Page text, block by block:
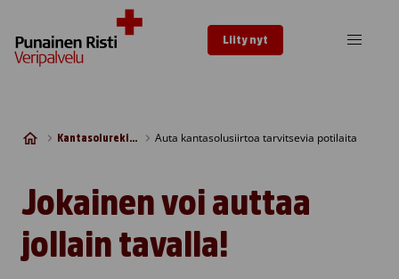
Liity nyt
Kantasolurekisteri Auta kantasolusiirtoa tarvitsevia potilaita
Jokainen voi auttaa
jollain tavalla!